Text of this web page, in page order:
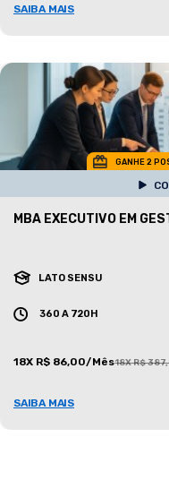
SAIBA MAIS
GANHE 2
MBA EXECUTIVO EM
LATO SENSU
360 A 720H
18X R$ 86,00/Mês18X R$
SAIBA MAIS